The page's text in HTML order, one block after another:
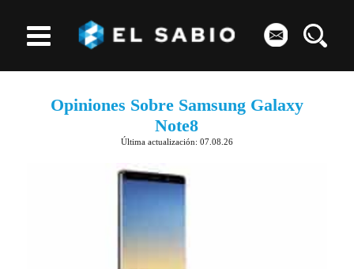
Opiniones Sobre Samsung Galaxy
Note8
Última actualización: 07.08.26